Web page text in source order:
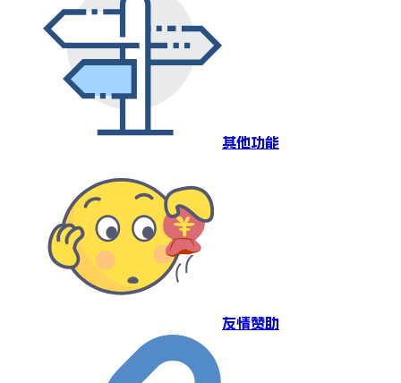
其他功能
友情赞助